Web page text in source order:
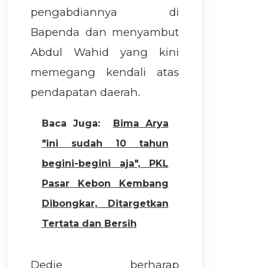
pengabdiannya di
Bapenda dan menyambut
Abdul Wahid yang kini
memegang kendali atas
pendapatan daerah.
Baca Juga:
Bima Arya
"ini sudah 10 tahun
begini-begini aja", PKL
Pasar Kebon Kembang
Dibongkar, Ditargetkan
Tertata dan Bersih
Dedie berharap